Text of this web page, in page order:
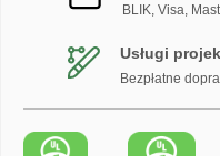
BLIK, Visa,
Usługi
Bezpłatne